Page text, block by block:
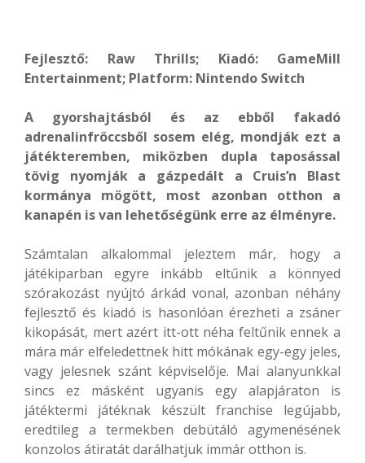
Fejlesztő: Raw Thrills; Kiadó: GameMill
Entertainment; Platform: Nintendo Switch
A gyorshajtásból és az ebből fakadó
adrenalinfröccsből sosem elég, mondják ezt a
játékteremben, miközben dupla taposással
tövig nyomják a gázpedált a Cruis’n Blast
kormánya mögött, most azonban otthon a
kanapén is van lehetőségünk erre az élményre.
Számtalan alkalommal jeleztem már, hogy a
játékiparban egyre inkább eltűnik a könnyed
szórakozást nyújtó árkád vonal, azonban néhány
fejlesztő és kiadó is hasonlóan érezheti a zsáner
kikopását, mert azért itt-ott néha feltűnik ennek a
mára már elfeledettnek hitt mókának egy-egy jeles,
vagy jelesnek szánt képviselője. Mai alanyunkkal
sincs ez másként ugyanis egy alapjáraton is
játéktermi játéknak készült franchise legújabb,
eredtileg a termekben debütáló agymenésének
konzolos átiratát darálhatjuk immár otthon is.